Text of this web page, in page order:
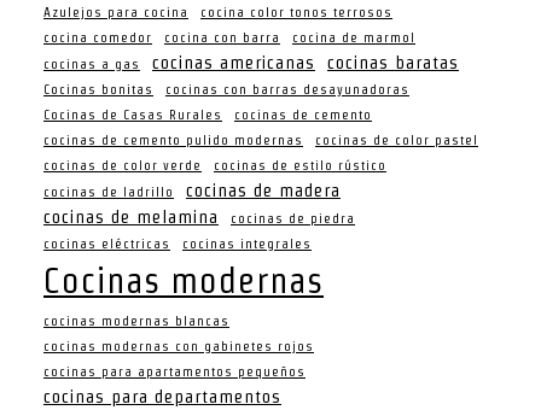
Azulejos para cocina
cocina color tonos terrosos
cocina comedor
cocina con barra
cocina de marmol
cocinas a gas
cocinas americanas cocinas baratas
Cocinas bonitas
cocinas con barras desayunadoras
Cocinas de Casas Rurales
cocinas de cemento
cocinas de cemento pulido modernas
cocinas de color pastel
cocinas de color verde
cocinas de estilo rústico
cocinas de ladrillo
cocinas de madera
cocinas de melamina
cocinas de piedra
cocinas eléctricas
cocinas integrales
Cocinas modernas
cocinas modernas blancas
cocinas modernas con gabinetes rojos
cocinas para apartamentos pequeños
cocinas para departamentos